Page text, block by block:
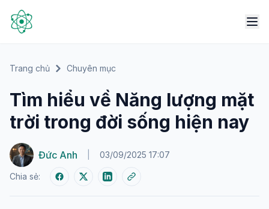
Trang chủ Chuyên mục
Tìm hiểu về Năng lượng mặt
trời trong đời sống hiện nay
Đức Anh 03/09/2025 17:07
Chia sẻ: